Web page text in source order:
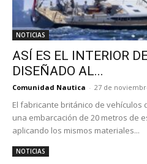
NOTICIAS
ASÍ ES EL INTERIOR
DISEÑADO AL...
Comunidad Nautica - 27 de
El fabricante británico de
una embarcación de 20 metros de
aplicando los mismos materiales...
NOTICIAS